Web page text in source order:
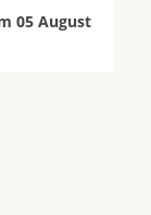
05 August